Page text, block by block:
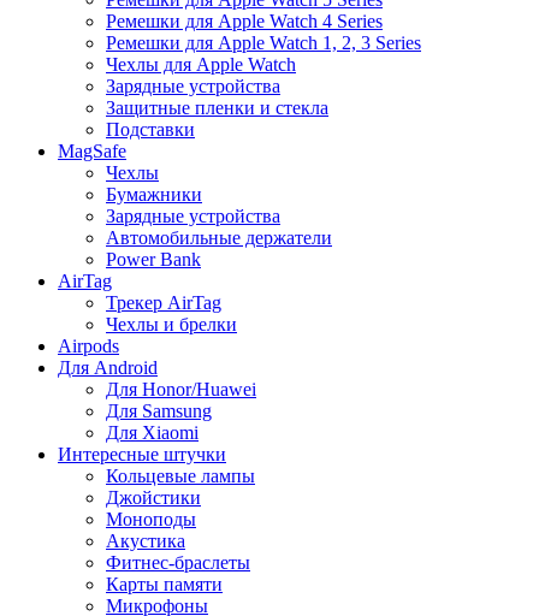
Ремешки для Apple Watch 4 Series
Ремешки для Apple Watch 1, 2, 3 Series
Чехлы для Apple Watch
Зарядные устройства
Защитные пленки и стекла
Подставки
MagSafe
Чехлы
Бумажники
Зарядные устройства
Автомобильные держатели
Power Bank
AirTag
Трекер AirTag
Чехлы и брелки
Airpods
Для Android
Для Honor/Huawei
Для Samsung
Для Xiaomi
Интересные штучки
Кольцевые лампы
Джойстики
Моноподы
Акустика
Фитнес-браслеты
Карты памяти
Микрофоны